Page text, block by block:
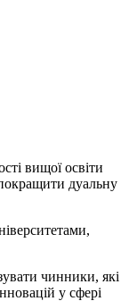
вищої освіти
дуальну
чинники, які
у сфері